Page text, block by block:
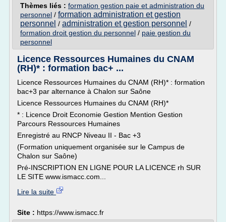
Thèmes liés : formation gestion paie et administration du
personnel / formation administration et gestion
personnel / administration et gestion personnel /
formation droit gestion du personnel / paie gestion du
personnel
Licence Ressources Humaines du CNAM
(RH)* : formation bac+ ...
Licence Ressources Humaines du CNAM (RH)* : formation
bac+3 par alternance à Chalon sur Saône
Licence Ressources Humaines du CNAM (RH)*
* : Licence Droit Economie Gestion Mention Gestion
Parcours Ressources Humaines
Enregistré au RNCP Niveau II - Bac +3
(Formation uniquement organisée sur le Campus de
Chalon sur Saône)
Pré-INSCRIPTION EN LIGNE POUR LA LICENCE rh SUR
LE SITE www.ismacc.com...
Lire la suite
Site : https://www.ismacc.fr